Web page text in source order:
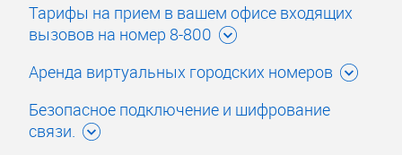
Тарифы на прием в вашем офисе входящих
вызовов на номер 8-800
Аренда виртуальных городских номеров
Безопасное подключение и шифрование
связи.